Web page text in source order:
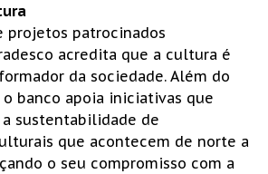
projetos patrocinados
acredita que a cultura é
da sociedade. Além do
o banco apoia iniciativas que
sustentabilidade de
que acontecem de norte a
o seu compromisso com a